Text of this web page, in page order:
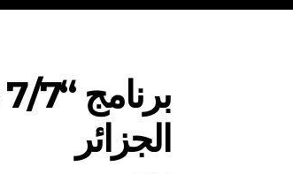
الجزائر